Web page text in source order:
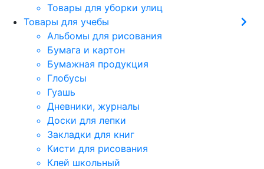
Товары для уборки улиц
Товары для учебы
Альбомы для рисования
Бумага и картон
Бумажная продукция
Глобусы
Гуашь
Дневники, журналы
Доски для лепки
Закладки для книг
Кисти для рисования
Клей школьный